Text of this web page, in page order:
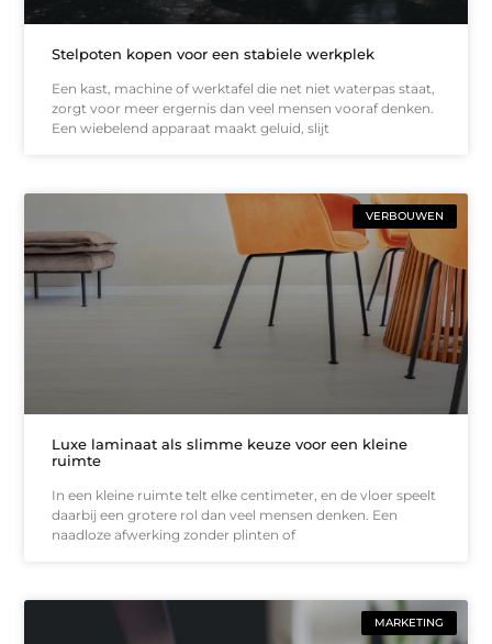
Stelpoten kopen voor een stabiele werkplek
Een kast, machine of werktafel die net niet waterpas staat,
zorgt voor meer ergernis dan veel mensen vooraf denken.
Een wiebelend apparaat maakt geluid, slijt
VERBOUWEN
Luxe laminaat als slimme keuze voor een kleine
ruimte
In een kleine ruimte telt elke centimeter, en de vloer speelt
daarbij een grotere rol dan veel mensen denken. Een
naadloze afwerking zonder plinten of
MARKETING